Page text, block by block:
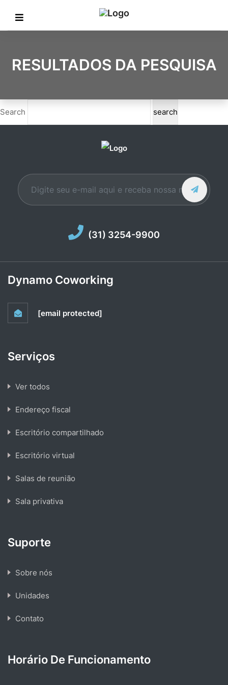
RESULTADOS DA PESQUISA
Search
(31) 3254-9900
Dynamo Coworking
[email protected]
Serviços
Ver todos
Endereço fiscal
Escritório compartilhado
Escritório virtual
Salas de reunião
Sala privativa
Suporte
Sobre nós
Unidades
Contato
Horário De Funcionamento